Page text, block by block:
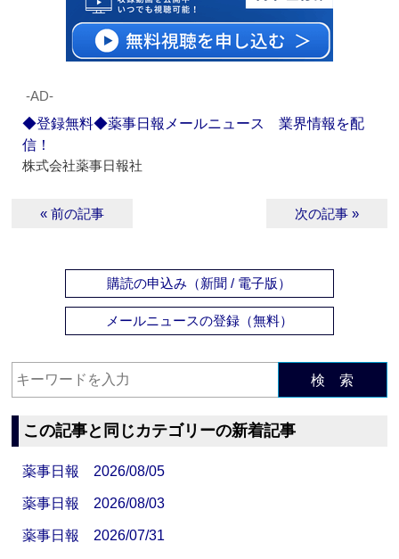
‐AD‐
◆登録無料◆薬事日報メールニュース 業界情報を配
信！
株式会社薬事日報社
« 前の記事 次の記事 »
購読の申込み（新聞 / 電子版）
メールニュースの登録（無料）
検 索
この記事と同じカテゴリーの新着記事
薬事日報 2026/08/05
薬事日報 2026/08/03
薬事日報 2026/07/31